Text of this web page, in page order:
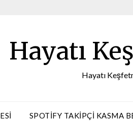
Hayatı
Hayatı
SPOTIFY TAKIPÇI KASMA